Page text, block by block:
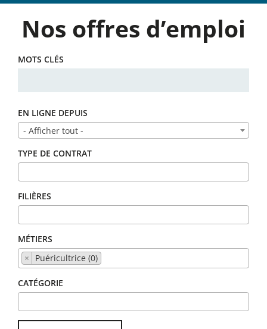
Nos offres d’emploi
MOTS CLÉS
EN LIGNE DEPUIS
- Afficher tout -
TYPE DE CONTRAT
FILIÈRES
MÉTIERS
×
Puéricultrice (0)
CATÉGORIE